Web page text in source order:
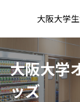
大阪大学
大阪大学
ッズ